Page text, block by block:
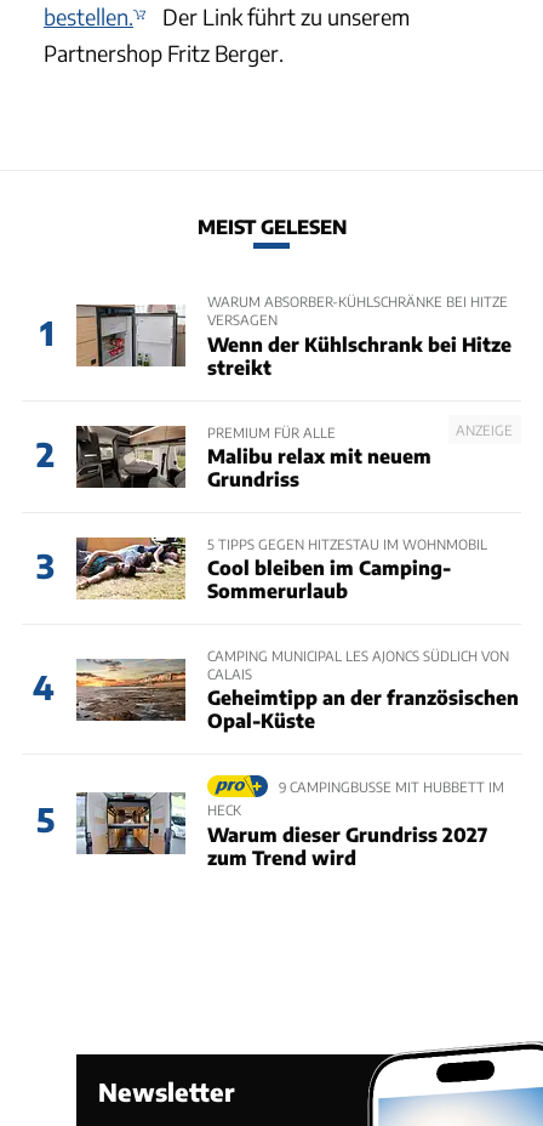
bestellen.
Der Link führt zu unserem
Partnershop Fritz Berger.
MEIST GELESEN
1
WARUM ABSORBER-KÜHLSCHRÄNKE BEI HITZE
VERSAGEN
Wenn der Kühlschrank bei Hitze
streikt
2
ANZEIGE
PREMIUM FÜR ALLE
Malibu relax mit neuem
Grundriss
3
5 TIPPS GEGEN HITZESTAU IM WOHNMOBIL
Cool bleiben im Camping-
Sommerurlaub
4
CAMPING MUNICIPAL LES AJONCS SÜDLICH VON
CALAIS
Geheimtipp an der französischen
Opal-Küste
5
9 CAMPINGBUSSE MIT HUBBETT IM
HECK
Warum dieser Grundriss 2027
zum Trend wird
Newsletter